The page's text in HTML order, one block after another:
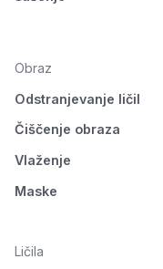
Obraz
Odstranjevanje ličil
Čiščenje obraza
Vlaženje
Maske
Ličila